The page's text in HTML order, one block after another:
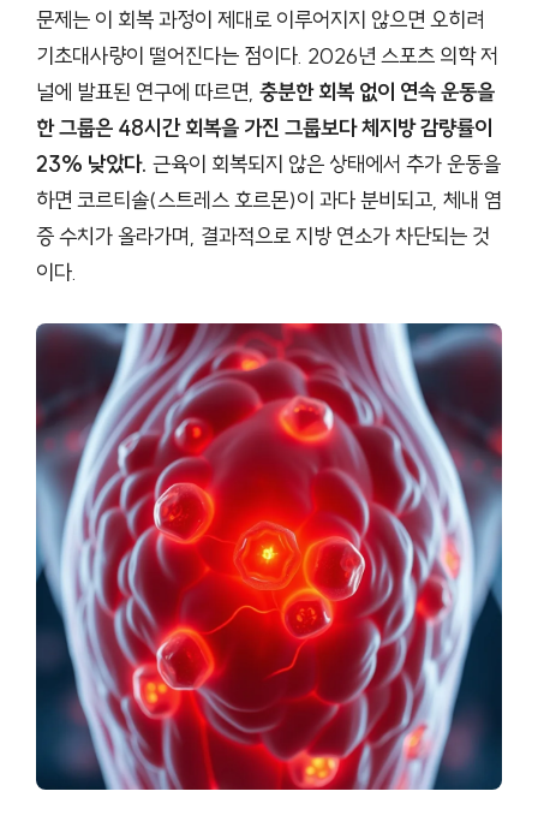
문제는 이 회복 과정이 제대로 이루어지지 않으면 오히려
기초대사량이 떨어진다는 점이다. 2026년 스포츠 의학 저
널에 발표된 연구에 따르면, 충분한 회복 없이 연속 운동을
한 그룹은 48시간 회복을 가진 그룹보다 체지방 감량률이
23% 낮았다. 근육이 회복되지 않은 상태에서 추가 운동을
하면 코르티솔(스트레스 호르몬)이 과다 분비되고, 체내 염
증 수치가 올라가며, 결과적으로 지방 연소가 차단되는 것
이다.